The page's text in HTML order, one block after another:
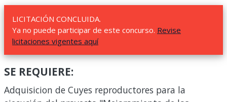
LICITACIÓN CONCLUIDA.
Ya no puede participar de este concurso. Revise
licitaciones vigentes aquí
SE REQUIERE:
Adquisicion de Cuyes reproductores para la